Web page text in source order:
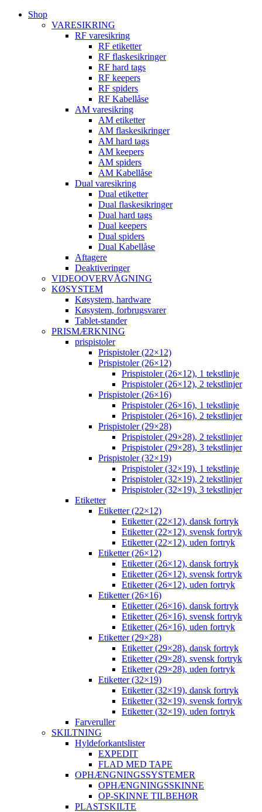
Shop
VARESIKRING
RF varesikring
RF etiketter
RF flaskesikringer
RF hard tags
RF keepers
RF spiders
RF Kabellåse
AM varesikring
AM etiketter
AM flaskesikringer
AM hard tags
AM keepers
AM spiders
AM Kabellåse
Dual varesikring
Dual etiketter
Dual flaskesikringer
Dual hard tags
Dual keepers
Dual spiders
Dual Kabellåse
Aftagere
Deaktiveringer
VIDEOOVERVÅGNING
KØSYSTEM
Køsystem, hardware
Køsystem, forbrugsvarer
Tablet-stander
PRISMÆRKNING
prispistoler
Prispistoler (22×12)
Prispistoler (26×12)
Prispistoler (26×12), 1 tekstlinje
Prispistoler (26×12), 2 tekstlinjer
Prispistoler (26×16)
Prispistoler (26×16), 1 tekstlinje
Prispistoler (26×16), 2 tekstlinjer
Prispistoler (29×28)
Prispistoler (29×28), 2 tekstlinjer
Prispistoler (29×28), 3 tekstlinjer
Prispistoler (32×19)
Prispistoler (32×19), 1 tekstlinje
Prispistoler (32×19), 2 tekstlinjer
Prispistoler (32×19), 3 tekstlinjer
Etiketter
Etiketter (22×12)
Etiketter (22×12), dansk fortryk
Etiketter (22×12), svensk fortryk
Etiketter (22×12), uden fortryk
Etiketter (26×12)
Etiketter (26×12), dansk fortryk
Etiketter (26×12), svensk fortryk
Etiketter (26×12), uden fortryk
Etiketter (26×16)
Etiketter (26×16), dansk fortryk
Etiketter (26×16), svensk fortryk
Etiketter (26×16), uden fortryk
Etiketter (29×28)
Etiketter (29×28), dansk fortryk
Etiketter (29×28), svensk fortryk
Etiketter (29×28), uden fortryk
Etiketter (32×19)
Etiketter (32×19), dansk fortryk
Etiketter (32×19), svensk fortryk
Etiketter (32×19), uden fortryk
Farveruller
SKILTNING
Hyldeforkantslister
EXPEDIT
FLAD MED TAPE
OPHÆNGNINGSSYSTEMER
OPHÆNGNINGSSKINNE
OP-SKINNE TILBEHØR
PLASTSKILTE